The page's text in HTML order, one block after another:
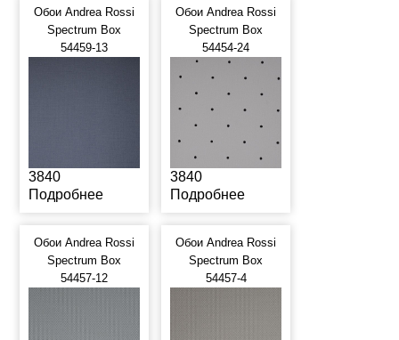
Обои Andrea Rossi
Spectrum Box
54459-13
3840
Подробнее
Обои Andrea Rossi
Spectrum Box
54454-24
3840
Подробнее
Обои Andrea Rossi
Spectrum Box
54457-12
Обои Andrea Rossi
Spectrum Box
54457-4